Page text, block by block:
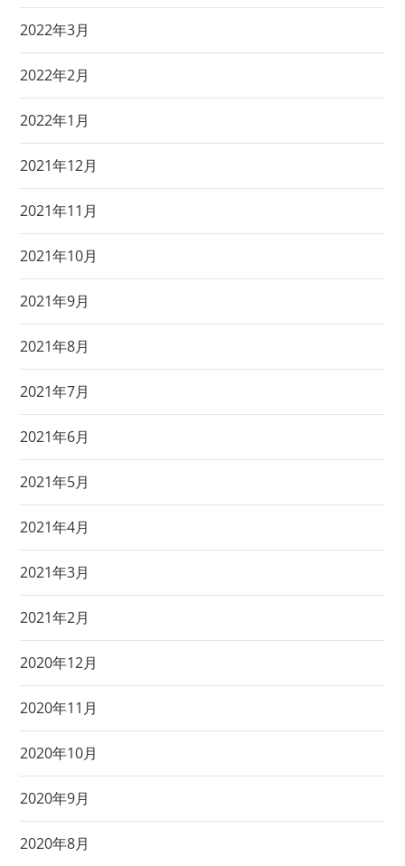
2022年3月
2022年2月
2022年1月
2021年12月
2021年11月
2021年10月
2021年9月
2021年8月
2021年7月
2021年6月
2021年5月
2021年4月
2021年3月
2021年2月
2020年12月
2020年11月
2020年10月
2020年9月
2020年8月